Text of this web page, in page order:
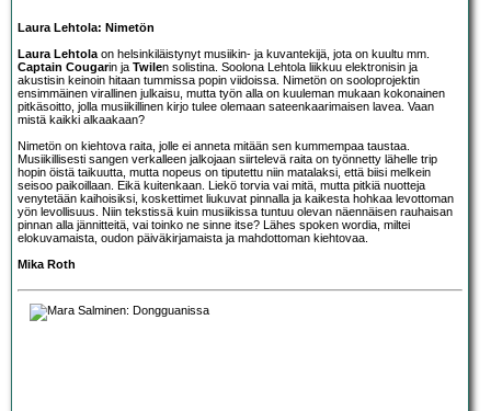
Laura Lehtola: Nimetön
Laura Lehtola on helsinkiläistynyt musiikin- ja kuvantekijä, jota on kuultu mm.
Captain Cougarin ja Twilen solistina. Soolona Lehtola liikkuu elektronisin ja
akustisin keinoin hitaan tummissa popin viidoissa. Nimetön on sooloprojektin
ensimmäinen virallinen julkaisu, mutta työn alla on kuuleman mukaan kokonainen
pitkäsoitto, jolla musiikillinen kirjo tulee olemaan sateenkaarimaisen lavea. Vaan
mistä kaikki alkaakaan?
Nimetön on kiehtova raita, jolle ei anneta mitään sen kummempaa taustaa.
Musiikillisesti sangen verkalleen jalkojaan siirtelevä raita on työnnetty lähelle trip
hopin öistä taikuutta, mutta nopeus on tiputettu niin matalaksi, että biisi melkein
seisoo paikoillaan. Eikä kuitenkaan. Liekö torvia vai mitä, mutta pitkiä nuotteja
venytetään kaihoisiksi, koskettimet liukuvat pinnalla ja kaikesta hohkaa levottoman
yön levollisuus. Niin tekstissä kuin musiikissa tuntuu olevan näennäisen rauhaisan
pinnan alla jännitteitä, vai toinko ne sinne itse? Lähes spoken wordia, miltei
elokuvamaista, oudon päiväkirjamaista ja mahdottoman kiehtovaa.
Mika Roth